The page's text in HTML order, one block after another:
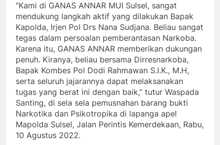
“Kami di GANAS ANNAR MUI Sulsel, sangat
mendukung langkah aktif yang dilakukan Bapak
Kapolda, Irjen Pol Drs Nana Sudjana. Beliau sangat
tegas dalam persoalan pemberantasan Narkoba.
Karena itu, GANAS ANNAR memberikan dukungan
penuh. Kiranya, beliau bersama Dirresnarkoba,
Bapak Kombes Pol Dodi Rahmawan S.I.K., M.H,
serta seluruh jajarannya dapat melaksanakan
tugas yang berat ini dengan baik,” tutur Waspada
Santing, di sela sela pemusnahan barang bukti
Narkotika dan Psikotropika di lapanga apel
Mapolda Sulsel, Jalan Perintis Kemerdekaan, Rabu,
10 Agustus 2022.